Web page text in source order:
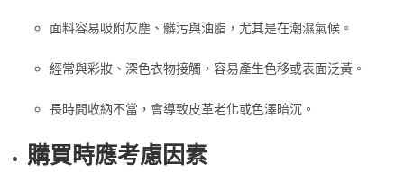
面料容易吸附灰塵、髒污與油脂，尤其是在潮濕氣候。
經常與彩妝、深色衣物接觸，容易產生色移或表面泛黃。
長時間收納不當，會導致皮革老化或色澤暗沉。
購買時應考慮因素